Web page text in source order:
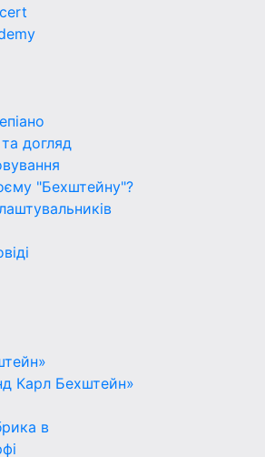
догляд
"Бехштейну"?
Карл Бехштейн»
в